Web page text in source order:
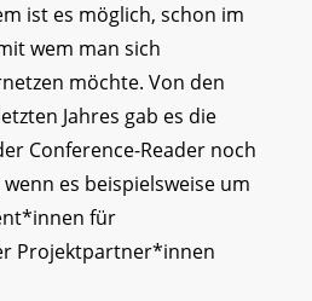
ist es möglich, schon im
wem man sich
möchte. Von den
Jahres gab es die
Conference-Reader noch
es beispielsweise um
für
Projektpartner*innen